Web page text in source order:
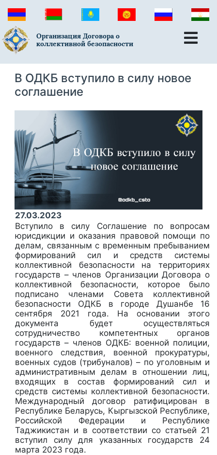
Организация Договора о
коллективной безопасности
В ОДКБ вступило в силу новое
соглашение
27.03.2023
Вступило в силу Соглашение по вопросам
юрисдикции и оказания правовой помощи по
делам, связанным с временным пребыванием
формирований сил и средств системы
коллективной безопасности на территориях
государств – членов Организации Договора о
коллективной безопасности, которое было
подписано членами Совета коллективной
безопасности ОДКБ в городе Душанбе 16
сентября 2021 года. На основании этого
документа будет осуществляться
сотрудничество компетентных органов
государств – членов ОДКБ: военной полиции,
военного следствия, военной прокуратуры,
военных судов (трибуналов) – по уголовным и
административным делам в отношении лиц,
входящих в состав формирований сил и
средств системы коллективной безопасности.
Международный договор ратифицирован в
Республике Беларусь, Кыргызской Республике,
Российской Федерации и Республике
Таджикистан и в соответствии со статьей 21
вступил силу для указанных государств 24
марта 2023 года.